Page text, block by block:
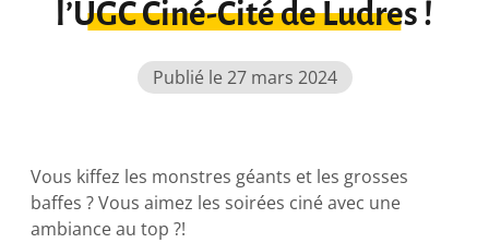
l’UGC Ciné-Cité de Ludres !
Publié le 27 mars 2024
Vous kiffez les monstres géants et les grosses
baffes ? Vous aimez les soirées ciné avec une
ambiance au top ?!